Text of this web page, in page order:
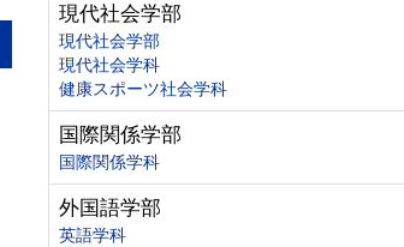
現代社会学部
現代社会学部
現代社会学科
健康スポーツ社会学科
国際関係学部
国際関係学科
外国語学部
英語学科